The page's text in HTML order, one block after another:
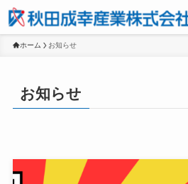
ホーム お知らせ
お知らせ